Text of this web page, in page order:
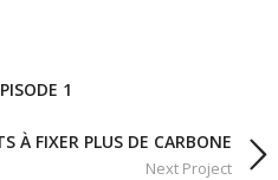
1
À FIXER PLUS DE CARBONE
Next Project